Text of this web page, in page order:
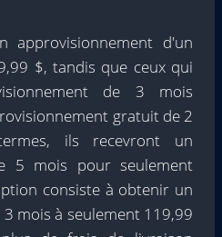
approvisionnement d'un
$, tandis que ceux qui
de 3 mois
gratuit de 2
ils recevront un
5 mois pour seulement
consiste à obtenir un
mois à seulement 119,99